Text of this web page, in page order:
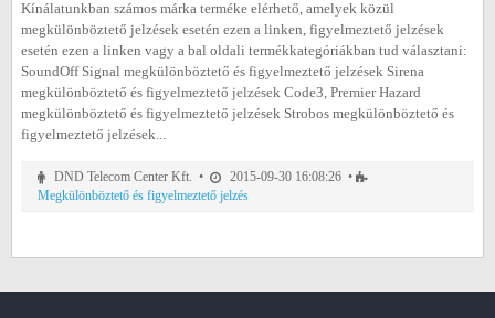
Kínálatunkban számos márka terméke elérhető, amelyek közül
megkülönböztető jelzések esetén ezen a linken, figyelmeztető jelzések
esetén ezen a linken vagy a bal oldali termékkategóriákban tud választani:
SoundOff Signal megkülönböztető és figyelmeztető jelzések Sirena
megkülönböztető és figyelmeztető jelzések Code3, Premier Hazard
megkülönböztető és figyelmeztető jelzések Strobos megkülönböztető és
figyelmeztető jelzések...
DND Telecom Center Kft. •
2015-09-30 16:08:26 •
Megkülönböztető és figyelmeztető jelzés